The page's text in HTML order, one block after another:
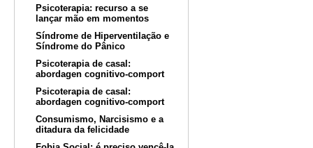
Psicoterapia: recurso a se
lançar mão em momentos
Síndrome de Hiperventilação e
Síndrome do Pânico
Psicoterapia de casal:
abordagen cognitivo-comport
Psicoterapia de casal:
abordagen cognitivo-comport
Consumismo, Narcisismo e a
ditadura da felicidade